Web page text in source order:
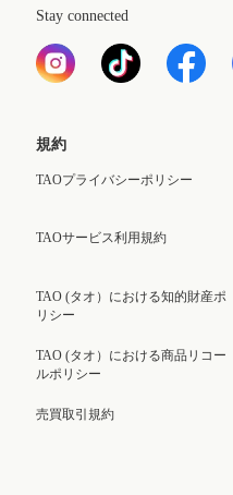
Stay connected
規約
TAOプライバシーポリシー
TAOサービス利用規約
TAO (タオ）における知的財産ポ
リシー
TAO (タオ）における商品リコー
ルポリシー
売買取引規約